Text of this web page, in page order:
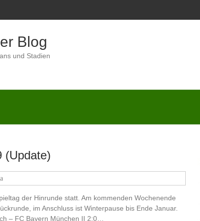
Blog
und Stadien
(Update)
der Hinrunde statt. Am kommenden Wochenende
im Anschluss ist Winterpause bis Ende Januar.
– FC Bayern München II 2:0…